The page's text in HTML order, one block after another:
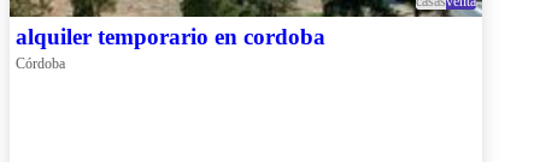
casasventa
alquiler temporario en cordoba
Córdoba